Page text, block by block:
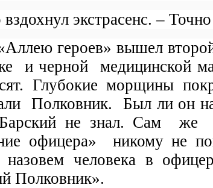
экстрасенс. –
героев» вышел
и черной
медицинской
Глубокие морщины
Полковник.
Был ли он
не знал. Сам же
офицера»
никому не
назовем человека в
Полковник».